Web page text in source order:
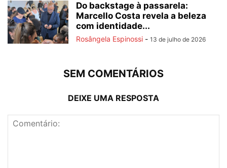
Do backstage à passarela:
Marcello Costa revela a beleza
com identidade...
Rosângela Espinossi - 13 de julho de 2026
SEM COMENTÁRIOS
DEIXE UMA RESPOSTA